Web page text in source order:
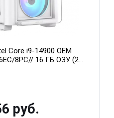
Core i9-14900 OEM
8PC// 16 ГБ ОЗУ (2
2X PLUS 16GB
руб.